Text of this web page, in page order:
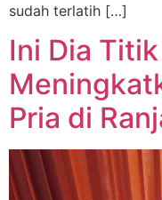
sudah terlatih […]
Ini Dia
Pria di